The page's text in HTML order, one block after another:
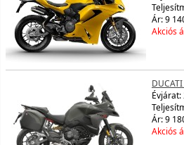
Ár: 9
Akciós
Évjárat:
Ár: 9
Akciós